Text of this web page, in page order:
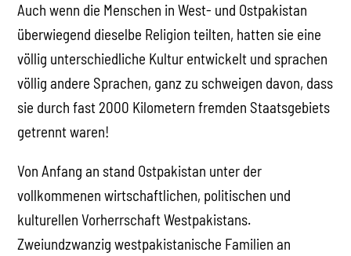
Auch wenn die Menschen in West- und Ostpakistan
überwiegend dieselbe Religion teilten, hatten sie eine
völlig unterschiedliche Kultur entwickelt und sprachen
völlig andere Sprachen, ganz zu schweigen davon, dass
sie durch fast 2000 Kilometern fremden Staatsgebiets
getrennt waren!
Von Anfang an stand Ostpakistan unter der
vollkommenen wirtschaftlichen, politischen und
kulturellen Vorherrschaft Westpakistans.
Zweiundzwanzig westpakistanische Familien an